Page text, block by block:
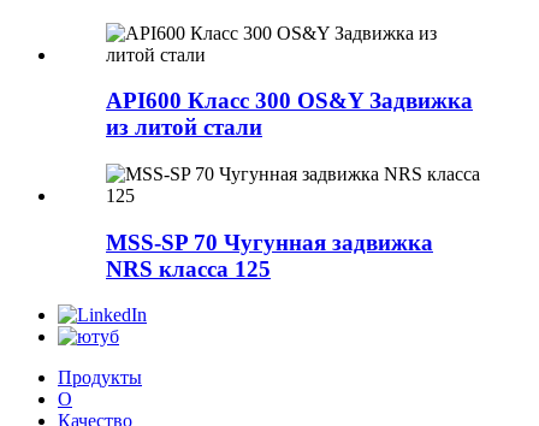
API600 Класс 300 OS&Y Задвижка
из литой стали
MSS-SP 70 Чугунная задвижка
NRS класса 125
Продукты
О
Качество